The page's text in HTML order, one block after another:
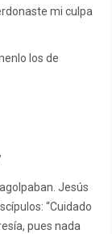
mi culpa
los de
Jesús
“Cuidado
pues nada